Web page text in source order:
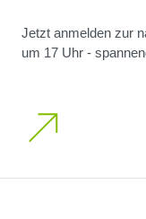
Jetzt anmelden zur
um 17 Uhr -